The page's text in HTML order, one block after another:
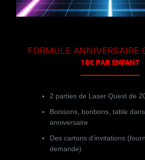
FORMULE ANNIVERSAIRE
18€ PAR ENFANT
2 parties de Laser Quest de
Boissons, bonbons, table
anniversaire
Des cartons d’invitations
demande)